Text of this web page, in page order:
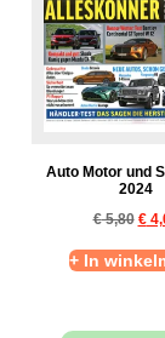
Auto Motor und
2024
€5,80 €
+ In